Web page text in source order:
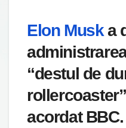
Elon Muska
“destul de
acordat BBC.